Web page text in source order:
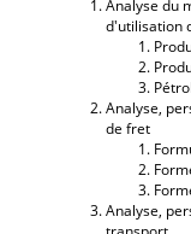
Analyse du
d'utilisation
Analyse,
de fret
Analyse,